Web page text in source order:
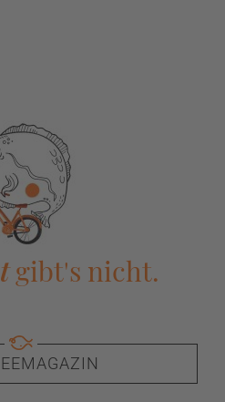
gibt's nicht.